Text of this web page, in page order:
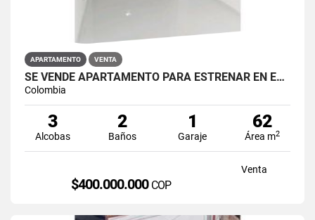
APARTAMENTO VENTA
SE VENDE APARTAMENTO PARA ESTRENAR EN EL BARRIO RESTREPO
Colombia
3
Alcobas
2
Baños
1
Garaje
62
Área m2
Venta
$400.000.000 COP